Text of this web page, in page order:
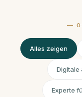
Alles zeigen
Digitale
Experte